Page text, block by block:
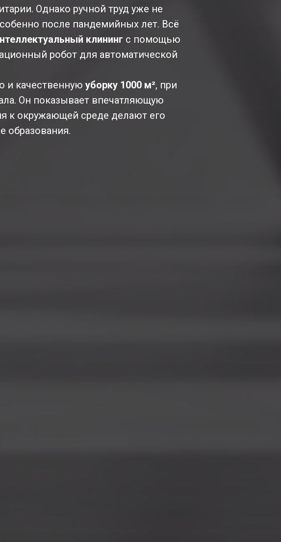
Однако ручной труд уже не
после пандемийных лет. Всё
клининг с помощью
робот для автоматической
и качественную уборку 1000 м², при
Он показывает впечатляющую
к окружающей среде делают его